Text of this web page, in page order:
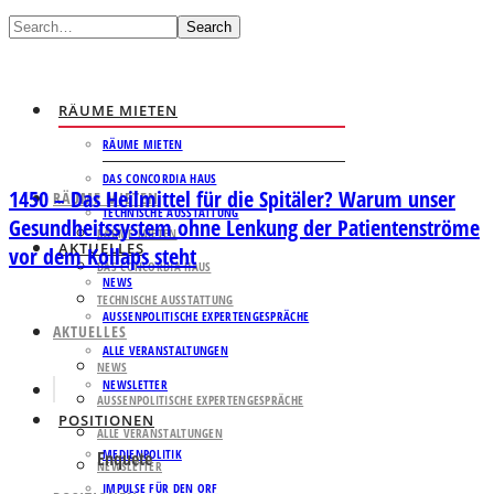
Search
RÄUME MIETEN
RÄUME MIETEN
DAS CONCORDIA HAUS
TECHNISCHE AUSSTATTUNG
AKTUELLES
NEWS
AUSSENPOLITISCHE EXPERTENGESPRÄCHE
ALLE VERANSTALTUNGEN
NEWSLETTER
POSITIONEN
MEDIENPOLITIK
IMPULSE FÜR DEN ORF
RÄUME MIETEN
RÄUME MIETEN
DAS CONCORDIA HAUS
TECHNISCHE AUSSTATTUNG
AKTUELLES
NEWS
AUSSENPOLITISCHE EXPERTENGESPRÄCHE
ALLE VERANSTALTUNGEN
NEWSLETTER
1450 – Das Heilmittel für die Spitäler? Warum unser
Gesundheitssystem ohne Lenkung der Patientenströme
vor dem Kollaps steht
Enquete